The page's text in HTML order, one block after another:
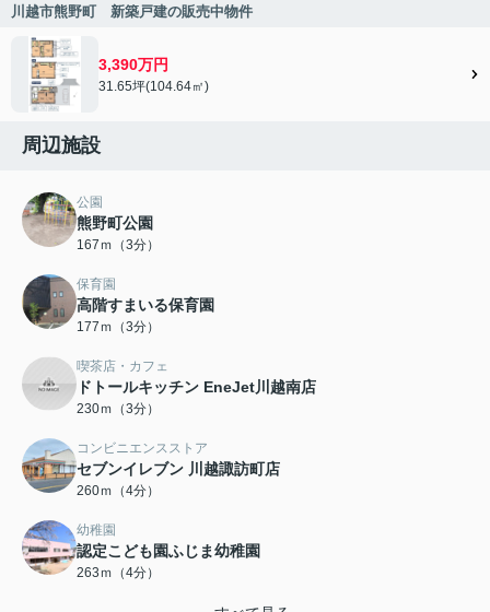
川越市熊野町 新築戸建の販売中物件
3,390万円
31.65坪(104.64㎡)
周辺施設
公園
熊野町公園
167ｍ（3分）
保育園
高階すまいる保育園
177ｍ（3分）
喫茶店・カフェ
ドトールキッチン EneJet川越南店
230ｍ（3分）
コンビニエンスストア
セブンイレブン 川越諏訪町店
260ｍ（4分）
幼稚園
認定こども園ふじま幼稚園
263ｍ（4分）